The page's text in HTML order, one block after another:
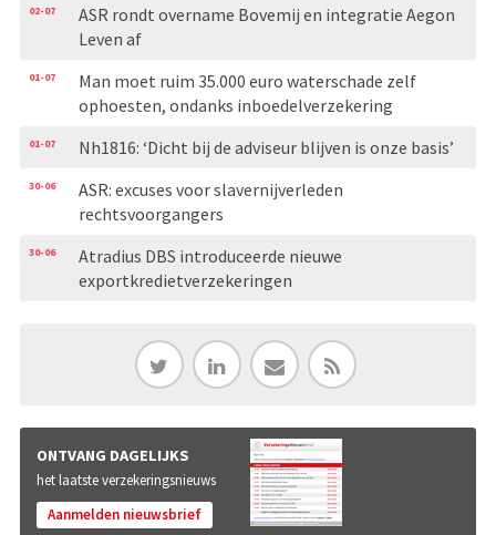
02-07
ASR rondt overname Bovemij en integratie Aegon
Leven af
01-07
Man moet ruim 35.000 euro waterschade zelf
ophoesten, ondanks inboedelverzekering
01-07 Nh1816: ‘Dicht bij de adviseur blijven is onze basis’
30-06
ASR: excuses voor slavernijverleden
rechtsvoorgangers
30-06
Atradius DBS introduceerde nieuwe
exportkredietverzekeringen
ONTVANG DAGELIJKS
het laatste verzekeringsnieuws
Aanmelden nieuwsbrief